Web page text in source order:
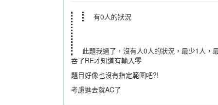
有0人的狀況
此題我過了，沒有人0人的狀況，最少1人，
吞了RE才知道有輸入零
題目好像也沒有指定範圍吧?!
考慮進去就AC了